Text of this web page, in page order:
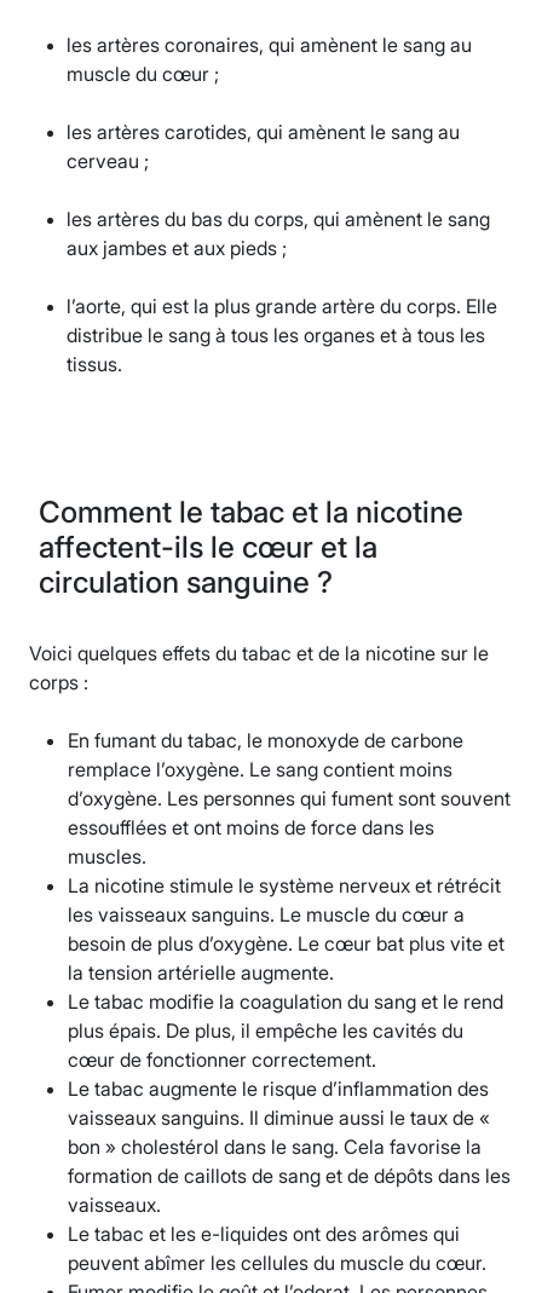
les artères coronaires, qui amènent le sang au
muscle du cœur ;
les artères carotides, qui amènent le sang au
cerveau ;
les artères du bas du corps, qui amènent le sang
aux jambes et aux pieds ;
l’aorte, qui est la plus grande artère du corps. Elle
distribue le sang à tous les organes et à tous les
tissus.
Comment le tabac et la nicotine
affectent-ils le cœur et la
circulation sanguine ?
Voici quelques effets du tabac et de la nicotine sur le
corps :
En fumant du tabac, le monoxyde de carbone
remplace l’oxygène. Le sang contient moins
d’oxygène. Les personnes qui fument sont souvent
essoufflées et ont moins de force dans les
muscles.
La nicotine stimule le système nerveux et rétrécit
les vaisseaux sanguins. Le muscle du cœur a
besoin de plus d’oxygène. Le cœur bat plus vite et
la tension artérielle augmente.
Le tabac modifie la coagulation du sang et le rend
plus épais. De plus, il empêche les cavités du
cœur de fonctionner correctement.
Le tabac augmente le risque d’inflammation des
vaisseaux sanguins. Il diminue aussi le taux de «
bon » cholestérol dans le sang. Cela favorise la
formation de caillots de sang et de dépôts dans les
vaisseaux.
Le tabac et les e-liquides ont des arômes qui
peuvent abîmer les cellules du muscle du cœur.